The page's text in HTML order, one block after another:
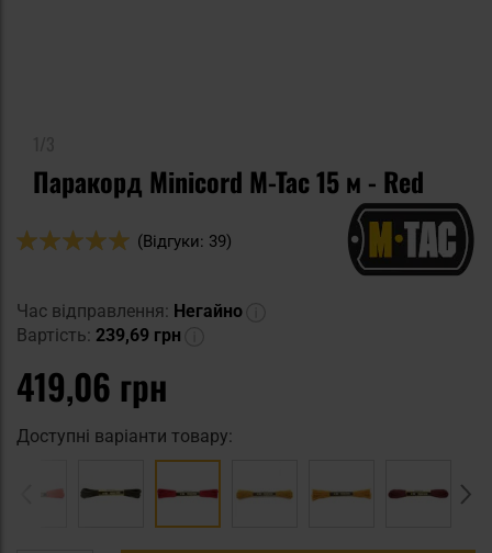
Паракорд Minicord M-Tac 15 м - Red
Оцінка:
(Відгуки: 39)
Час відправлення: Негайно
Вартість: 239,69 грн
419,06 грн
Доступні варіанти товару: